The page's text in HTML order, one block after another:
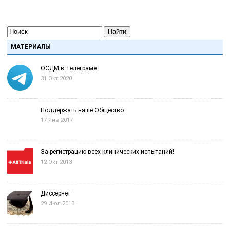
Найти
МАТЕРИАЛЫ
ОСДМ в Телеграме
31 Окт 2020
Поддержать наше Общество
17 Янв 2017
За регистрацию всех клинических испытаний!
12 Окт 2013
Диссернет
29 Июл 2013